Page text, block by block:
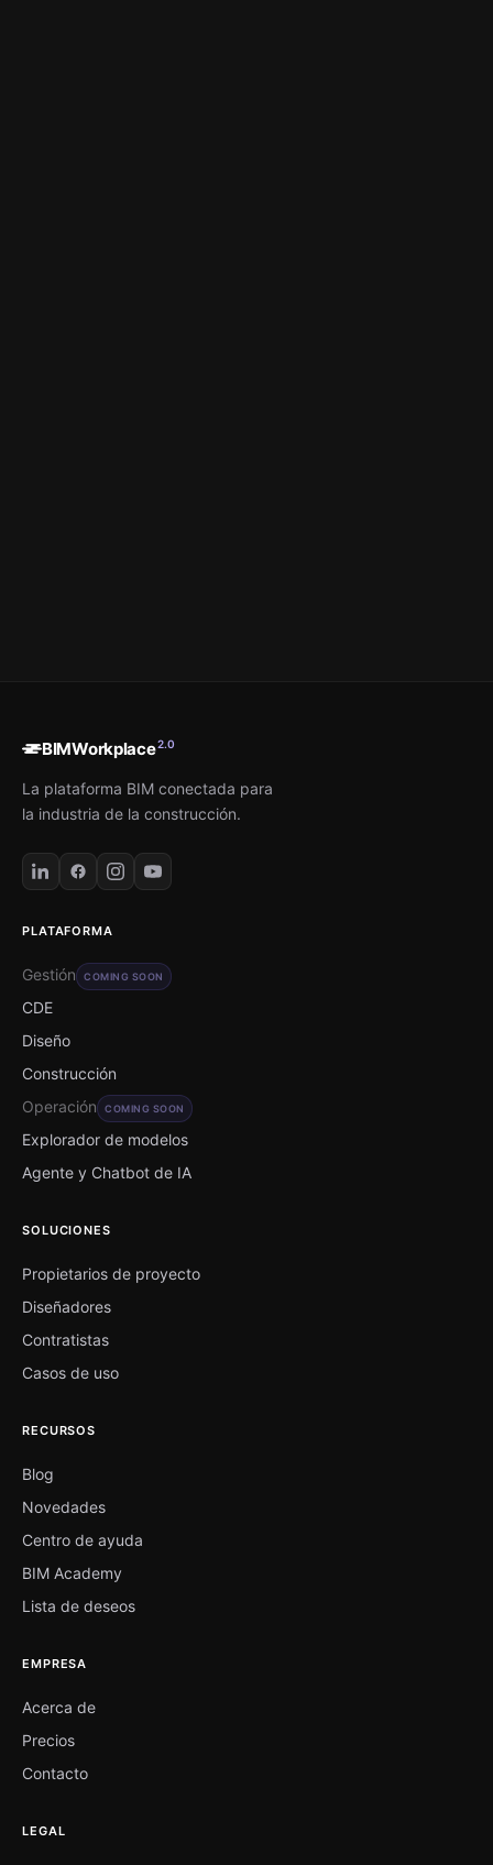
BIMWorkplace2.0
La plataforma BIM conectada para
la industria de la construcción.
PLATAFORMA
Gestión COMING SOON
CDE
Diseño
Construcción
Operación
COMING SOON
Explorador de modelos
Agente y Chatbot de IA
SOLUCIONES
Propietarios de proyecto
Diseñadores
Contratistas
Casos de uso
RECURSOS
Blog
Novedades
Centro de ayuda
BIM Academy
Lista de deseos
EMPRESA
Acerca de
Precios
Contacto
LEGAL